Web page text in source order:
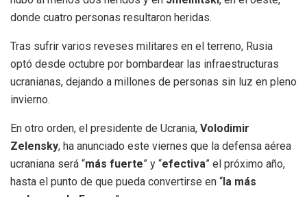
donde cuatro personas resultaron heridas.
Tras sufrir varios reveses militares en el terreno, Rusia
optó desde octubre por bombardear las infraestructuras
ucranianas, dejando a millones de personas sin luz en pleno
invierno.
En otro orden, el presidente de Ucrania, Volodimir
Zelensky, ha anunciado este viernes que la defensa aérea
ucraniana será “más fuerte” y “efectiva” el próximo año,
hasta el punto de que pueda convertirse en “la más